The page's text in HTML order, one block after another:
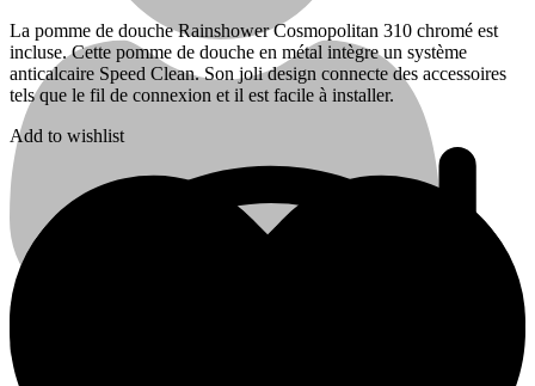
Account
La pomme de douche Rainshower Cosmopolitan 310 chromé est
incluse. Cette pomme de douche en métal intègre un système
anticalcaire Speed ​​Clean. Son joli design connecte des accessoires
tels que le fil de connexion et il est facile à installer.
Add to wishlist